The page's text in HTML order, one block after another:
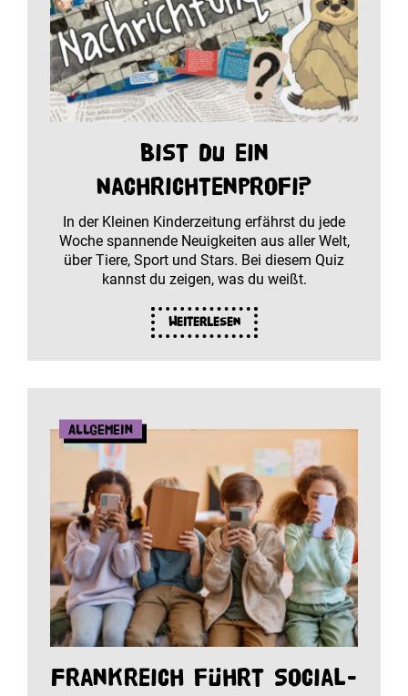
Bist du ein
Nachrichtenprofi?
In der Kleinen Kinderzeitung erfährst du jede
Woche spannende Neuigkeiten aus aller Welt,
über Tiere, Sport und Stars. Bei diesem Quiz
kannst du zeigen, was du weißt.
Weiterlesen
Allgemein
Frankreich führt Social-